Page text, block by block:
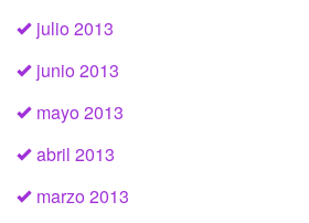
julio 2013
junio 2013
mayo 2013
abril 2013
marzo 2013